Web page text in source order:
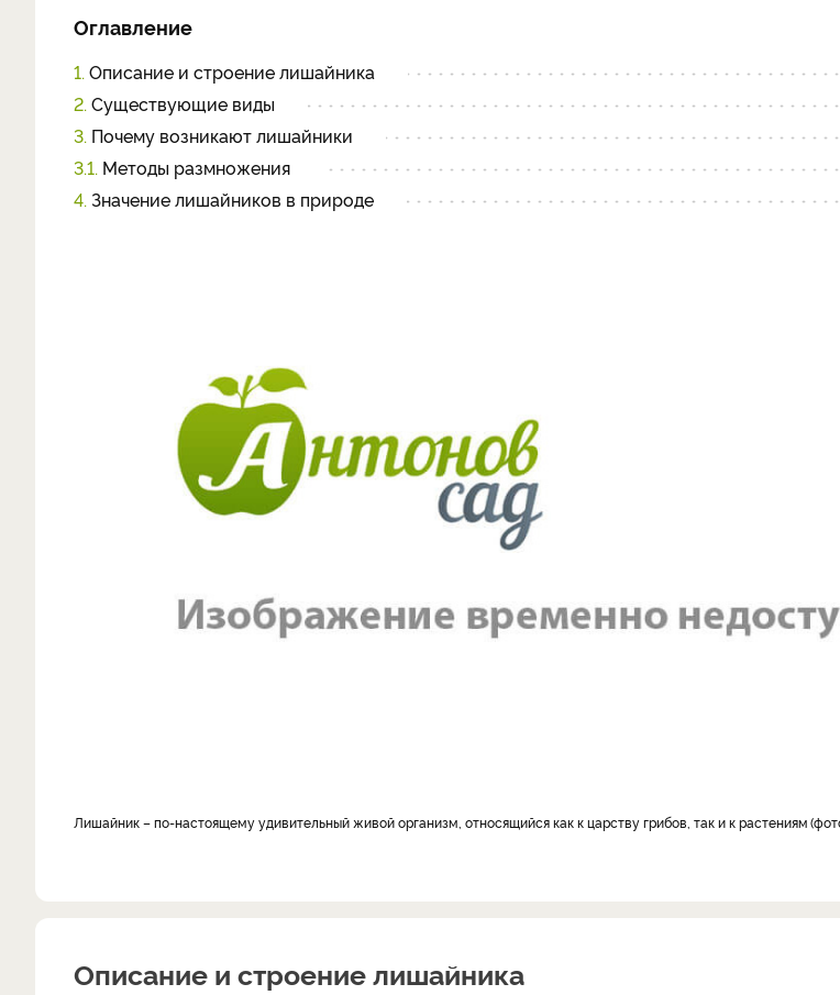
Оглавление
1. Описание и строение лишайника
2. Существующие виды
3. Почему возникают лишайники
3.1. Методы размножения
4. Значение лишайников в природе
Лишайник – по-настоящему удивительный живой организм, относящийся как к царству грибов, так и к растениям
Описание и строение лишайника